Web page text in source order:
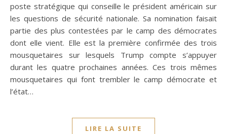
poste stratégique qui conseille le président américain sur
les questions de sécurité nationale. Sa nomination faisait
partie des plus contestées par le camp des démocrates
dont elle vient. Elle est la première confirmée des trois
mousquetaires sur lesquels Trump compte s’appuyer
durant les quatre prochaines années. Ces trois mêmes
mousquetaires qui font trembler le camp démocrate et
l’état…
LIRE LA SUITE